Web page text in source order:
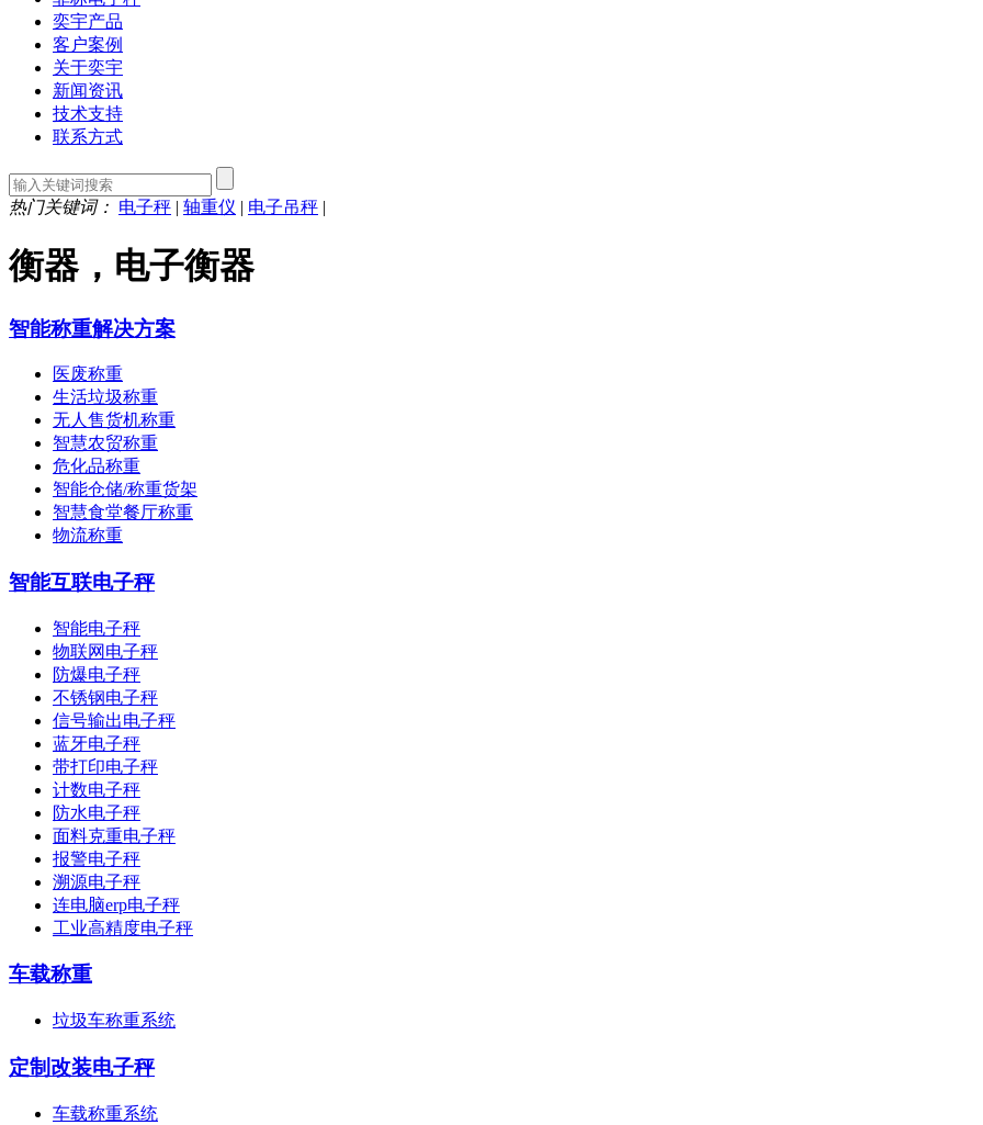
奕宇产品
客户案例
关于奕宇
新闻资讯
技术支持
联系方式
热门关键词： 电子秤 | 轴重仪 | 电子吊秤 |
衡器，电子衡器
智能称重解决方案
医废称重
生活垃圾称重
无人售货机称重
智慧农贸称重
危化品称重
智能仓储/称重货架
智慧食堂餐厅称重
物流称重
智能互联电子秤
智能电子秤
物联网电子秤
防爆电子秤
不锈钢电子秤
信号输出电子秤
蓝牙电子秤
带打印电子秤
计数电子秤
防水电子秤
面料克重电子秤
报警电子秤
溯源电子秤
连电脑erp电子秤
工业高精度电子秤
车载称重
垃圾车称重系统
定制改装电子秤
车载称重系统